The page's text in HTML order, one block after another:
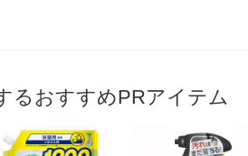
るおすすめPRアイテム